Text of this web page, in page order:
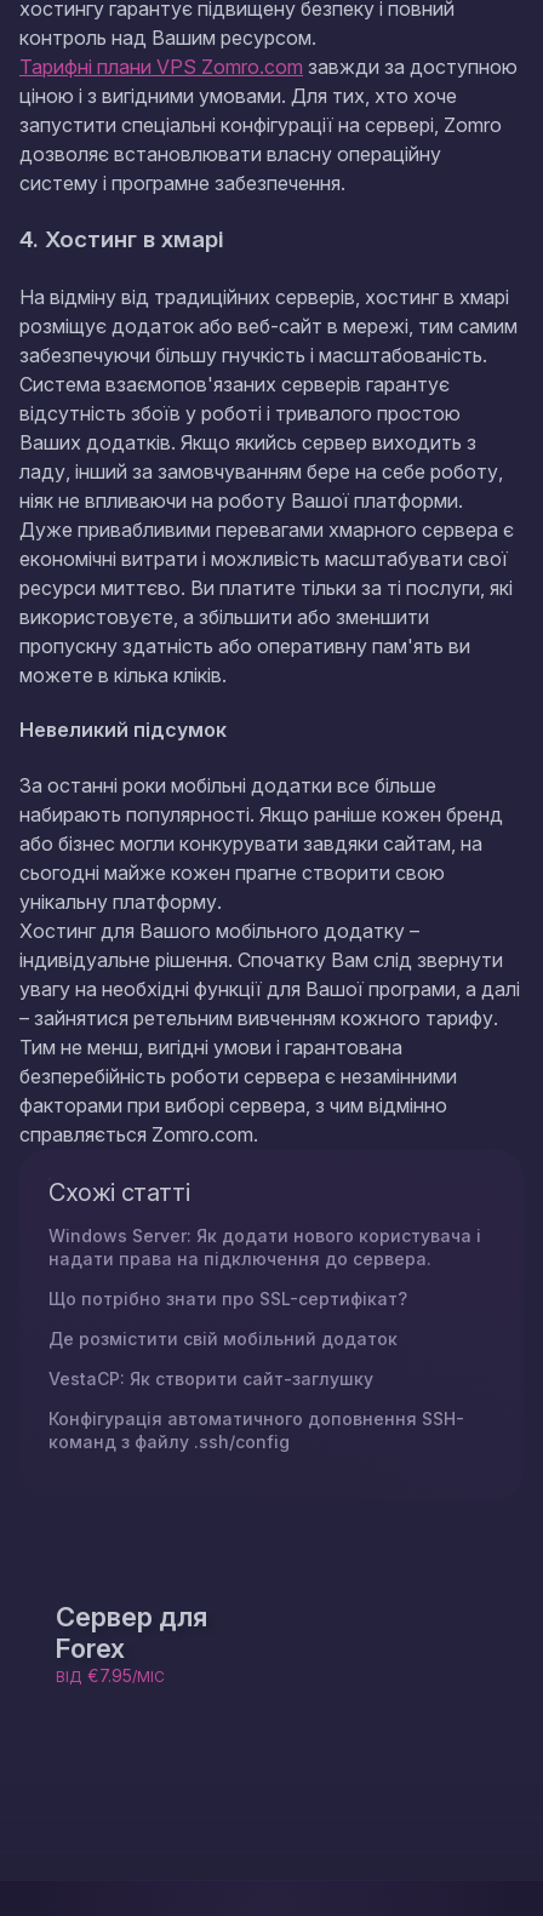
хостингу гарантує підвищену безпеку і повний
контроль над Вашим ресурсом.
Тарифні плани VPS Zomro.com завжди за доступною
ціною і з вигідними умовами. Для тих, хто хоче
запустити спеціальні конфігурації на сервері, Zomro
дозволяє встановлювати власну операційну
систему і програмне забезпечення.
4. Хостинг в хмарі
На відміну від традиційних серверів, хостинг в хмарі
розміщує додаток або веб-сайт в мережі, тим самим
забезпечуючи більшу гнучкість і масштабованість.
Система взаємопов'язаних серверів гарантує
відсутність збоїв у роботі і тривалого простою
Ваших додатків. Якщо якийсь сервер виходить з
ладу, інший за замовчуванням бере на себе роботу,
ніяк не впливаючи на роботу Вашої платформи.
Дуже привабливими перевагами хмарного сервера є
економічні витрати і можливість масштабувати свої
ресурси миттєво. Ви платите тільки за ті послуги, які
використовуєте, а збільшити або зменшити
пропускну здатність або оперативну пам'ять ви
можете в кілька кліків.
Невеликий підсумок
За останні роки мобільні додатки все більше
набирають популярності. Якщо раніше кожен бренд
або бізнес могли конкурувати завдяки сайтам, на
сьогодні майже кожен прагне створити свою
унікальну платформу.
Хостинг для Вашого мобільного додатку –
індивідуальне рішення. Спочатку Вам слід звернути
увагу на необхідні функції для Вашої програми, а далі
– зайнятися ретельним вивченням кожного тарифу.
Тим не менш, вигідні умови і гарантована
безперебійність роботи сервера є незамінними
факторами при виборі сервера, з чим відмінно
справляється Zomro.com.
Схожі статті
Windows Server: Як додати нового користувача і
надати права на підключення до сервера.
Що потрібно знати про SSL-сертифікат?
Де розмістити свій мобільний додаток
VestaCP: Як створити сайт-заглушку
Конфігурація автоматичного доповнення SSH-
команд з файлу .ssh/config
Сервер для
Forex
ВІД €7.95/МІС